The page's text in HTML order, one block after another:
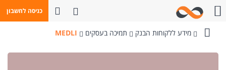
כניסה לחשבון
פתח חיפושחייגו אלינו
מזרחי-טפחות
מידע ללקוחות הבנק תמיכה בעסקים MEDLI